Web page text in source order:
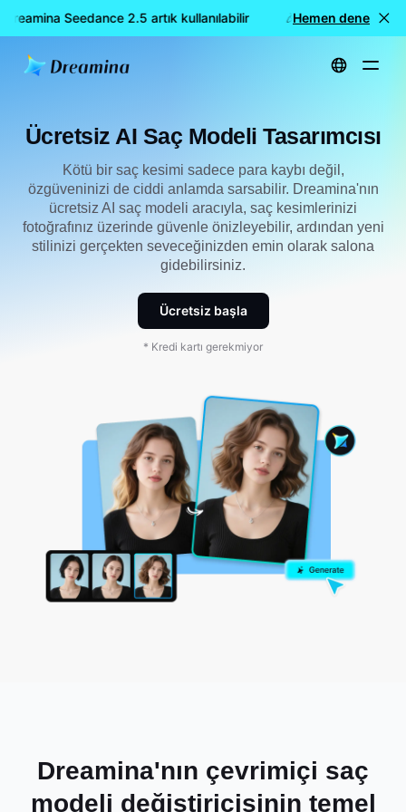
Seedance 2.5 artık kullanılabilir 🎉 Yeni model
Hemen dene
Ana Sayfa Oluştur Ücretsiz AI Saç Modeli Çevrimiçi Tasarımcısı
Ücretsiz AI Saç Modeli Tasarımcısı
Kötü bir saç kesimi sadece para kaybı değil,
özgüveninizi de ciddi anlamda sarsabilir. Dreamina'nın
ücretsiz AI saç modeli aracıyla, saç kesimlerinizi
fotoğrafınız üzerinde güvenle önizleyebilir, ardından yeni
stilinizi gerçekten seveceğinizden emin olarak salona
gidebilirsiniz.
Ücretsiz başla
* Kredi kartı gerekmiyor
Dreamina'nın çevrimiçi saç
modeli değiştiricisinin temel